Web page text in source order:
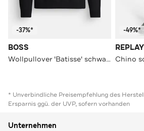
-37%*
BOSS
Wollpullover 'Batisse' schwarz
-49%*
REPLAY
Chino
* Unverbindliche Preisempfehlung des
Ersparnis ggü. der UVP, sofern vorhanden
Unternehmen